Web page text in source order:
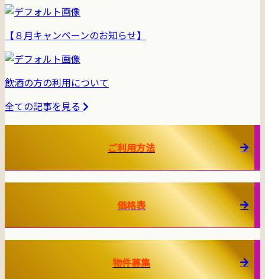
【８月キャンペーンのお知らせ】
飲酒の方の利用について
全ての記事を見る
ご利用方法
価格表
物件募集